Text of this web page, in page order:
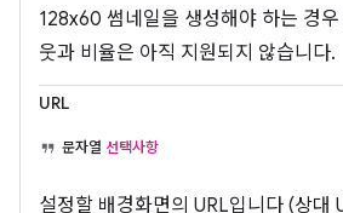
128x60 썸네일을 생성해야 하는 경
웃과 비율은 아직 지원되지 않습니다.
URL
문자열 선택사항
설정할 배경화면의 URL입니다 (상대